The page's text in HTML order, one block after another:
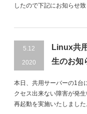
したので下記にお知らせ致
5.12
2020
Linux共
生のお知
本日、共用サーバーの1台
クセス出来ない障害が発
再起動を実施いたしました